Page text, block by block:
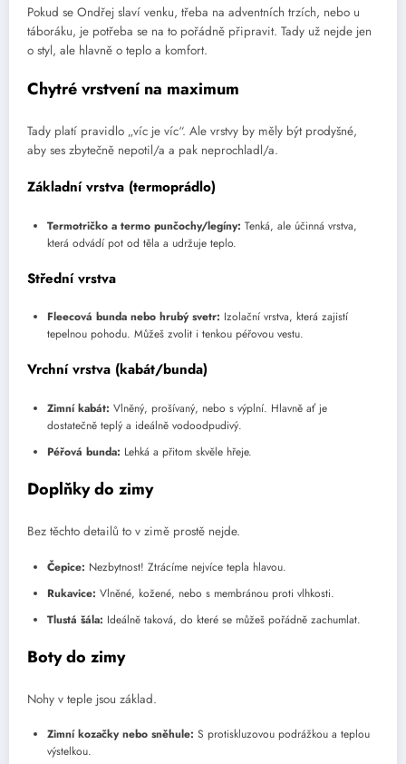
Pokud se Ondřej slaví venku, třeba na adventních trzích, nebo u
táboráku, je potřeba se na to pořádně připravit. Tady už nejde jen
o styl, ale hlavně o teplo a komfort.
Chytré vrstvení na maximum
Tady platí pravidlo „víc je víc“. Ale vrstvy by měly být prodyšné,
aby ses zbytečně nepotil/a a pak neprochladl/a.
Základní vrstva (termoprádlo)
Termotričko a termo punčochy/legíny: Tenká, ale účinná vrstva,
která odvádí pot od těla a udržuje teplo.
Střední vrstva
Fleecová bunda nebo hrubý svetr: Izolační vrstva, která zajistí
tepelnou pohodu. Můžeš zvolit i tenkou péřovou vestu.
Vrchní vrstva (kabát/bunda)
Zimní kabát: Vlněný, prošívaný, nebo s výplní. Hlavně ať je
dostatečně teplý a ideálně vodoodpudivý.
Péřová bunda: Lehká a přitom skvěle hřeje.
Doplňky do zimy
Bez těchto detailů to v zimě prostě nejde.
Čepice: Nezbytnost! Ztrácíme nejvíce tepla hlavou.
Rukavice: Vlněné, kožené, nebo s membránou proti vlhkosti.
Tlustá šála: Ideálně taková, do které se můžeš pořádně zachumlat.
Boty do zimy
Nohy v teple jsou základ.
Zimní kozačky nebo sněhule: S protiskluzovou podrážkou a teplou
výstelkou.